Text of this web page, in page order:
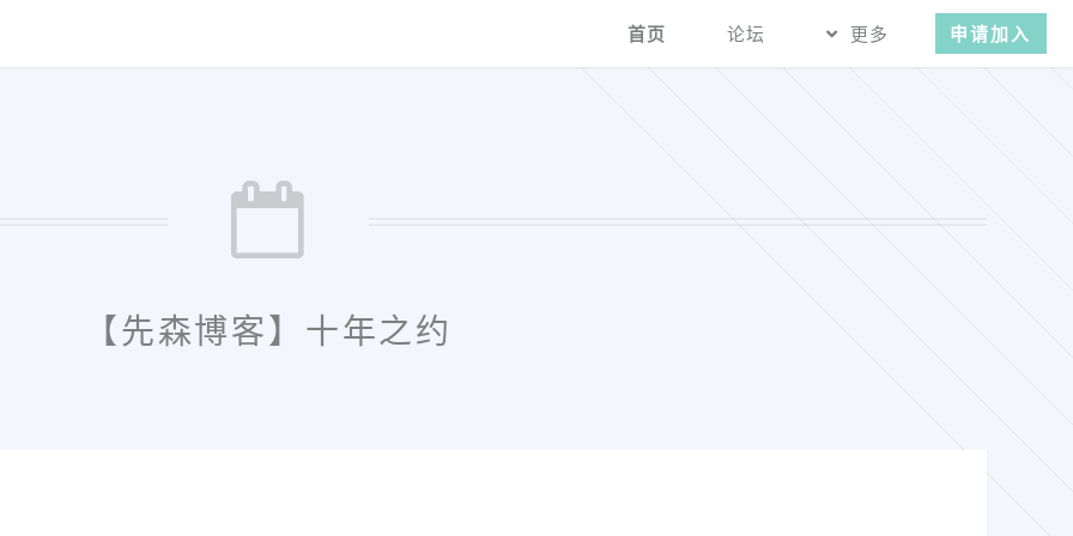
首页 论坛 更多 申请加入
【先森博客】十年之约